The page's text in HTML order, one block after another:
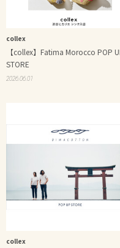
collex
【collex】Fatima Morocco POP
STORE
2026.06.01
collex